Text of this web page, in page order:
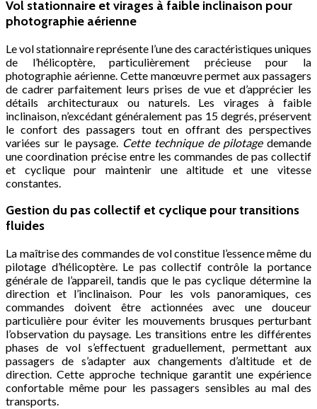
Vol stationnaire et virages à faible inclinaison pour
photographie aérienne
Le vol stationnaire représente l’une des caractéristiques uniques
de l’hélicoptère, particulièrement précieuse pour la
photographie aérienne. Cette manœuvre permet aux passagers
de cadrer parfaitement leurs prises de vue et d’apprécier les
détails architecturaux ou naturels. Les virages à faible
inclinaison, n’excédant généralement pas 15 degrés, préservent
le confort des passagers tout en offrant des perspectives
variées sur le paysage. Cette technique de pilotage demande
une coordination précise entre les commandes de pas collectif
et cyclique pour maintenir une altitude et une vitesse
constantes.
Gestion du pas collectif et cyclique pour transitions
fluides
La maîtrise des commandes de vol constitue l’essence même du
pilotage d’hélicoptère. Le pas collectif contrôle la portance
générale de l’appareil, tandis que le pas cyclique détermine la
direction et l’inclinaison. Pour les vols panoramiques, ces
commandes doivent être actionnées avec une douceur
particulière pour éviter les mouvements brusques perturbant
l’observation du paysage. Les transitions entre les différentes
phases de vol s’effectuent graduellement, permettant aux
passagers de s’adapter aux changements d’altitude et de
direction. Cette approche technique garantit une expérience
confortable même pour les passagers sensibles au mal des
transports.